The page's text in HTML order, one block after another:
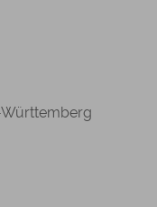
Württemberg